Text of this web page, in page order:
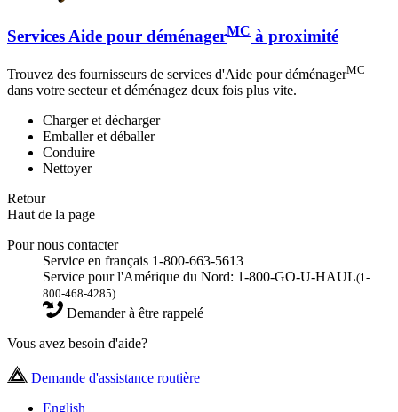
Services Aide pour déménagerMC à proximité
Trouvez des fournisseurs de services d'Aide pour déménagerMC
dans votre secteur et déménagez deux fois plus vite.
Charger et décharger
Emballer et déballer
Conduire
Nettoyer
Retour
Haut de la page
Pour nous contacter
Service en français 1-800-663-5613
Service pour l'Amérique du Nord: 1-800-GO-U-HAUL(1-
800-468-4285)
Demander à être rappelé
Vous avez besoin d'aide?
Demande d'assistance routière
English